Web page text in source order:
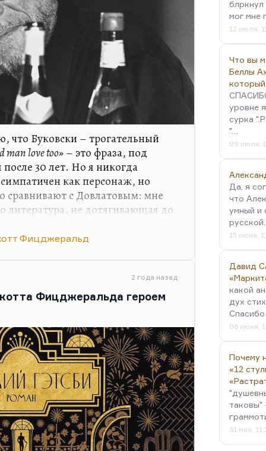
вроде сына.
что Буковски – трогательный
man love too»– это фраза, под
30 лет. Но я никогда
как персонаж, но
сравнивают с Довлатовым: мне
литература, не дотягивающая до
алкоголизм. И мне
При всем обаянии его таланта
Фолкнер, прямо скажем, хотя
алкоголизм Фолкнера
Фицджеральд
2 года назад
Фицджеральда героем
блркнул
мог мне
12 июля,
Что вы
Беллы
уровне
сурка
"…
09 июля,
Да, я
что
умный и
русской…
15 июня,
Давид
какой
дух
Спасибо
06 июня,
Почему
«12
таковы"
31 мая,